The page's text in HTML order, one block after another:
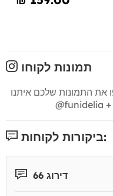
תמונות לקוחו
@funidelia +
ביקורות לקוחות:
דירוג 66